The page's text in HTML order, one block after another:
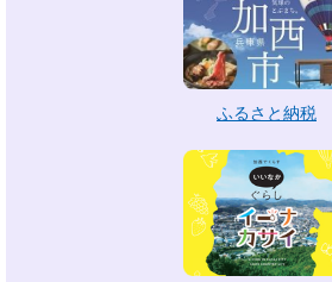
ふるさと納税